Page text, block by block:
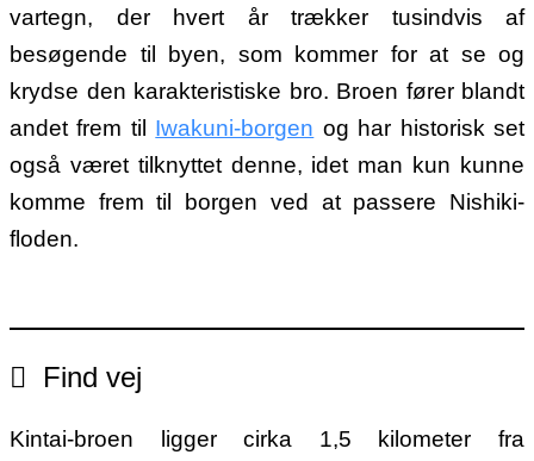
vartegn, der hvert år trækker tusindvis af
besøgende til byen, som kommer for at se og
krydse den karakteristiske bro. Broen fører blandt
andet frem til Iwakuni-borgen og har historisk set
også været tilknyttet denne, idet man kun kunne
komme frem til borgen ved at passere Nishiki-
floden.
Find vej
Kintai-broen ligger cirka 1,5 kilometer fra